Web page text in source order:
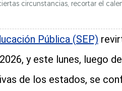
circunstancias, recortar el
Pública (SEP)
y este lunes, luego
de los estados, se